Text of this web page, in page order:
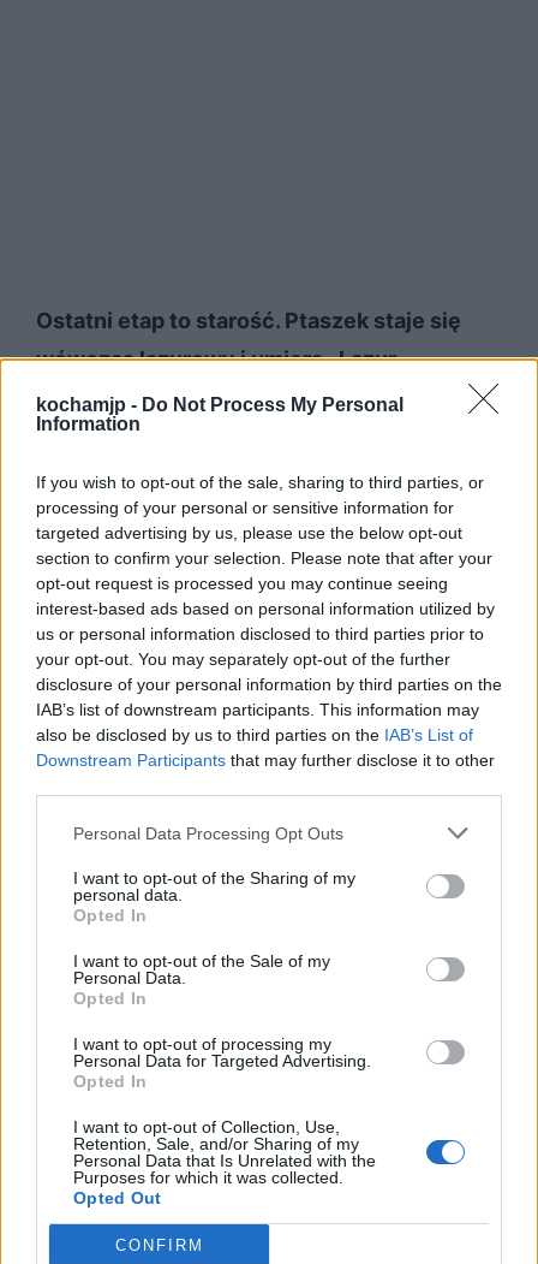
kochamjp - Do Not Process My Personal
Information
If you wish to opt-out of the sale, sharing to third parties, or
processing of your personal or sensitive information for
targeted advertising by us, please use the below opt-out
section to confirm your selection. Please note that after your
opt-out request is processed you may continue seeing
interest-based ads based on personal information utilized by
us or personal information disclosed to third parties prior to
your opt-out. You may separately opt-out of the further
disclosure of your personal information by third parties on the
IAB’s list of downstream participants. This information may
also be disclosed by us to third parties on the IAB’s List of
Downstream Participants that may further disclose it to other
Personal Data Processing Opt Outs
I want to opt-out of the Sharing of my
personal data.
Opted In
I want to opt-out of the Sale of my
Personal Data.
Opted In
I want to opt-out of processing my
Personal Data for Targeted Advertising.
Opted In
I want to opt-out of Collection, Use,
Retention, Sale, and/or Sharing of my
Personal Data that Is Unrelated with the
Purposes for which it was collected.
Opted Out
CONFIRM
Ostatni etap to starość. Ptaszek staje się
wówczas lazurowy i umiera. Lazur
symbolizuje wierność, trwałość i stałość
uczuć.Autor pozostał więc wierny swoim
ideałom, ukochanym osobom, poglądom.
Śmierć ukazano tu jako kroplę deszczu,
spadającą z gałązki na gałązkę. Woda jest
symbolem czystości, cyklu życia.
Przemijanie
Jesień pojawiająca się w każdej strofie, to
pora roku, która skłania do refleksji. Zwykle
jesienią nastrój sprzyja przemyśleniom,
melancholii. To także bardzo zróżnicowana
pora roku. Na początku jest ciepła, kolorowa,
złota. Później roślinność obumiera,
coraz bardziej deszczowo, mgliście. Pod
śniegi.
Jesień symbolizuje życie, wraz z jego
cyklami. Kropla wody spadająca na końcu z
gałęzi jest także elementem cyklu życia.
Woda wsiąka w ziemię, która rodzi kolejne